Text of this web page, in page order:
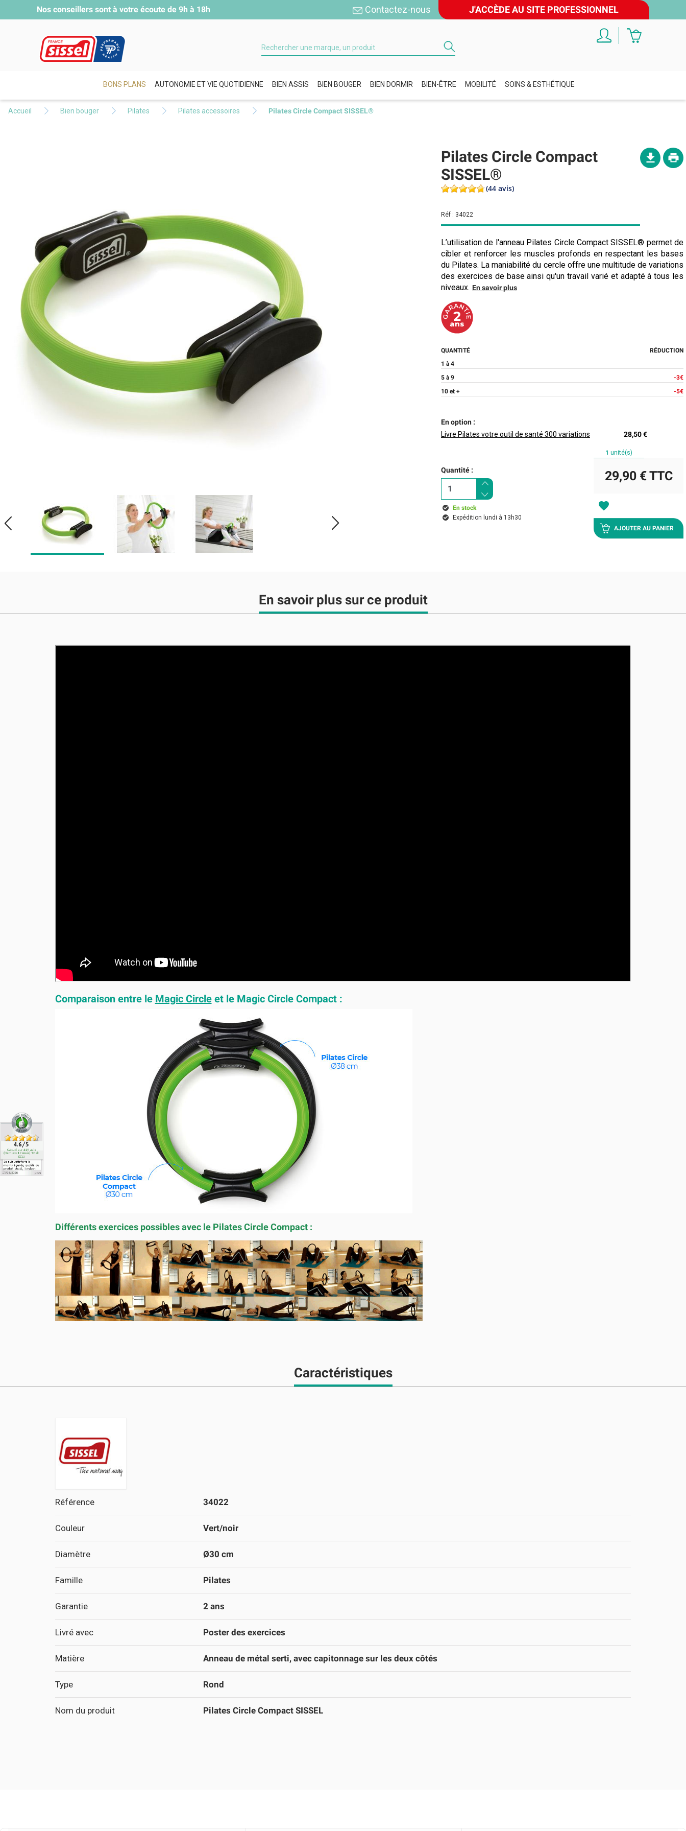
Nos conseillers sont à votre écoute de 9h à 18h Contactez-nous J'ACCÈDE AU SITE PROFESSIONNEL
BONS PLANS AUTONOMIE ET VIE QUOTIDIENNE BIEN ASSIS BIEN BOUGER BIEN DORMIR BIEN-ÊTRE MOBILITÉ SOINS & ESTHÉTIQUE
Accueil Bien bouger Pilates Pilates accessoires Pilates Circle Compact SISSEL®
Pilates Circle Compact
SISSEL®
(44 avis)
Réf : 34022
L’utilisation de l'anneau Pilates Circle Compact SISSEL® permet de
cibler et renforcer les muscles profonds en respectant les bases
du Pilates. La maniabilité du cercle offre une multitude de variations
des exercices de base ainsi qu'un travail varié et adapté à tous les
niveaux. En savoir plus
QUANTITÉ
RÉDUCTION
1 à 4
5 à 9
-3€
10 et +
-5€
En option :
Livre Pilates votre outil de santé 300 variations
28,50 €
Quantité :
En stock
Expédition lundi à 13h30
1 unité(s)
29,90 €TTC
favorite
AJOUTER AU PANIER
En savoir plus sur ce produit
Comparaison entre le Magic Circleet le Magic Circle Compact :
Différents exercices possibles avec le Pilates Circle Compact :
Caractéristiques
Référence 34022
Couleur Vert/noir
Diamètre Ø30 cm
Famille Pilates
Garantie 2 ans
Livré avec Poster des exercices
Matière Anneau de métal serti, avec capitonnage sur les deux côtés
Type Rond
Nom du produit Pilates Circle Compact SISSEL